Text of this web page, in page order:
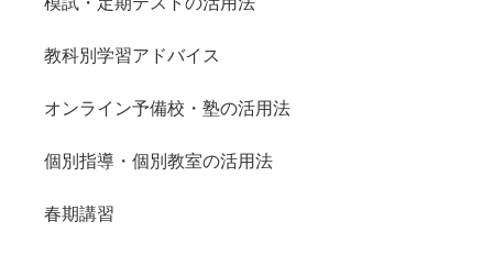
教科別学習アドバイス
オンライン予備校・塾の活用法
個別指導・個別教室の活用法
春期講習